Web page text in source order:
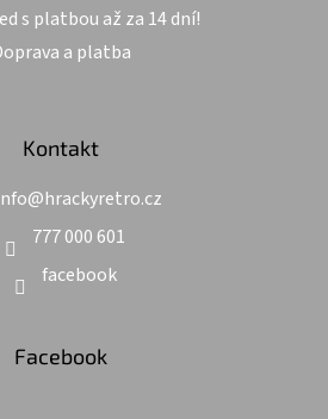
s platbou až za 14 dní!
a platba
Kontakt
@hrackyretro.cz
777 000 601
facebook
Facebook